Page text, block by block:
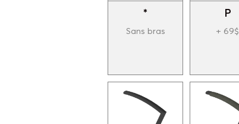
*
Sans bras
P
+ 69$